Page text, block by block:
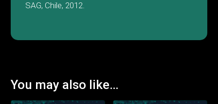
SAG, Chile, 2012.
You may also like…